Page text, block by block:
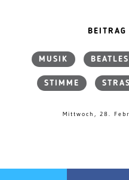
MUSIK BEATLES
STIMME
Mittwoch, 28.